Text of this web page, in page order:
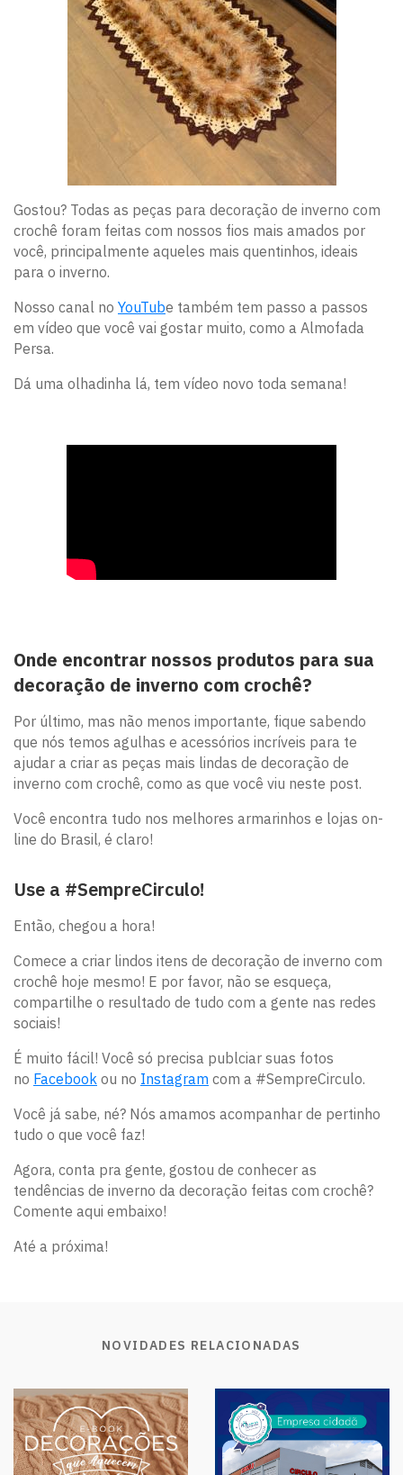
Gostou? Todas as peças para decoração de inverno com
crochê foram feitas com nossos fios mais amados por
você, principalmente aqueles mais quentinhos, ideais
para o inverno.
Nosso canal no YouTube também tem passo a passos
em vídeo que você vai gostar muito, como a Almofada
Persa.
Dá uma olhadinha lá, tem vídeo novo toda semana!
Onde encontrar nossos produtos para sua
decoração de inverno com crochê?
Por último, mas não menos importante, fique sabendo
que nós temos agulhas e acessórios incríveis para te
ajudar a criar as peças mais lindas de decoração de
inverno com crochê, como as que você viu neste post.
Você encontra tudo nos melhores armarinhos e lojas on-
line do Brasil, é claro!
Use a #SempreCirculo!
Então, chegou a hora!
Comece a criar lindos itens de decoração de inverno com
crochê hoje mesmo! E por favor, não se esqueça,
compartilhe o resultado de tudo com a gente nas redes
sociais!
É muito fácil! Você só precisa publciar suas fotos
no Facebook ou no Instagram com a #SempreCirculo.
Você já sabe, né? Nós amamos acompanhar de pertinho
tudo o que você faz!
Agora, conta pra gente, gostou de conhecer as
tendências de inverno da decoração feitas com crochê?
Comente aqui embaixo!
Até a próxima!
NOVIDADES RELACIONADAS